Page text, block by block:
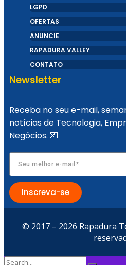
LGPD
OFERTAS
ANUNCIE
RAPADURA VALLEY
CONTATO
Newsletter
Receba no seu e-mail,
notícias de Tecnologia,
Negócios. 💌
Inscreva-se
© 2017 – 2026 Rapadura